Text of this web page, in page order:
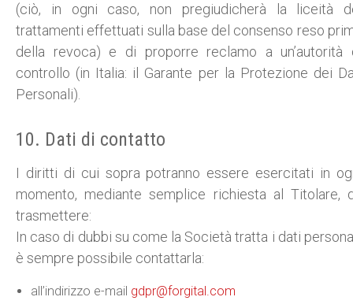
(ciò, in ogni caso, non pregiudicherà la liceità
trattamenti effettuati sulla base del consenso reso
della revoca) e di proporre reclamo a un’autorità
controllo (in Italia: il Garante per la Protezione dei
Personali).
10. Dati di contatto
I diritti di cui sopra potranno essere esercitati in
momento, mediante semplice richiesta al Titolare,
trasmettere:
In caso di dubbi su come la Società tratta i dati
è sempre possibile contattarla:
all’indirizzo e-mail gdpr@forgital.com